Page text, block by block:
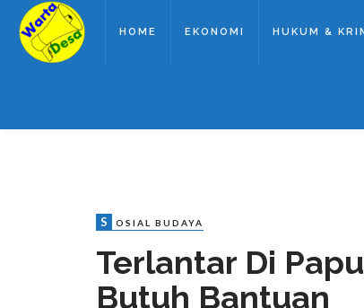
HOME EKONOMI HUKUM &
S OSIAL BUDAYA
Terlantar Di
Butuh Bantuan